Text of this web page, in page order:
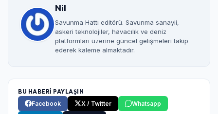
Nil
Savunma Hattı editörü. Savunma sanayii,
askeri teknolojiler, havacılık ve deniz
platformları üzerine güncel gelişmeleri takip
ederek kaleme almaktadır.
BU HABERİ PAYLAŞIN
Facebook
X / Twitter Whatsapp